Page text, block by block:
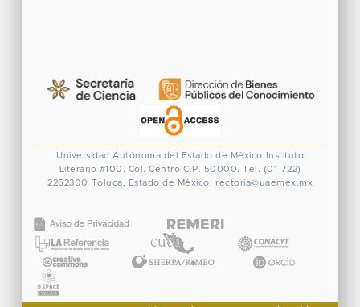
Universidad Autónoma del Estado de México
Instituto
Literario #100. Col. Centro C.P. 50000. Tel. (01-722)
2262300 Toluca, Estado de México. rectoria@uaemex.mx